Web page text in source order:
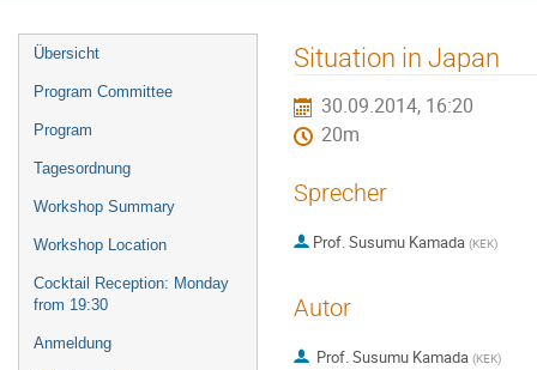
Veranstaltungsmenü
Übersicht
Program Committee
Program
Tagesordnung
Workshop Summary
Workshop Location
Cocktail Reception: Monday
from 19:30
Anmeldung
Situation in Japan
30.09.2014, 16:20
20m
Sprecher
Prof.Susumu Kamada (KEK)
Autor
Prof.Susumu Kamada (KEK)